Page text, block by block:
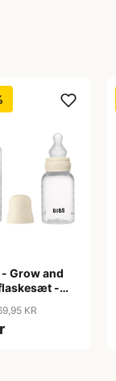
- Grow and
-
- 2-Pak -
KR